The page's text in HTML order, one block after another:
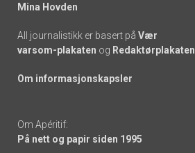
Mina Hovden
All journalistikk er basert på Vær
varsom-plakaten og Redaktørplakaten
Om informasjonskapsler
Om Apéritif:
På nett og papir siden 1995